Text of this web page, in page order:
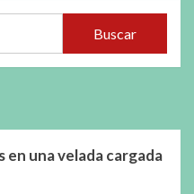
Buscar
en una velada cargada